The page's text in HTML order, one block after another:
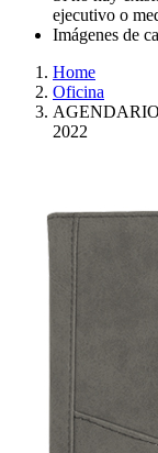
ejecutivo o
Imágenes de
Home
Oficina
2022